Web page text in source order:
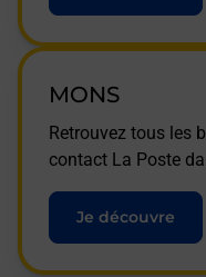
MONS
Retrouvez tous les
contact La Poste
Je découvre